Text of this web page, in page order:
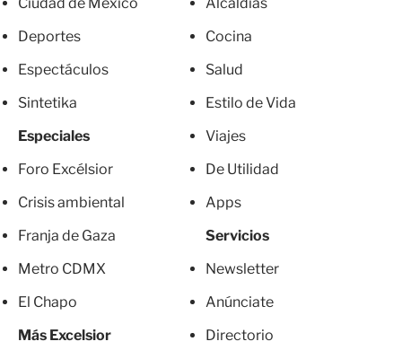
Deportes
Espectáculos
Sintetika
Especiales
Foro Excélsior
Crisis ambiental
Franja de Gaza
Metro CDMX
El Chapo
Más Excelsior
Cocina
Salud
Estilo de Vida
Viajes
De Utilidad
Apps
Servicios
Newsletter
Anúnciate
Directorio